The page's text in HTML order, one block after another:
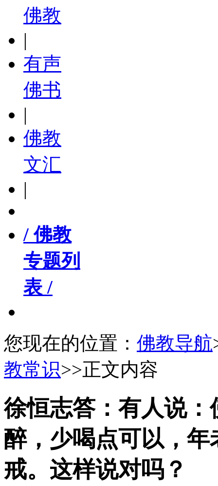
佛教
|
有声
佛书
|
佛教
文汇
|
/ 佛教
专题列
表 /
您现在的位置： 佛教导航
教常识>>正文内容
徐恒志答：有人说
醉，少喝点可以，
戒。这样说对吗？